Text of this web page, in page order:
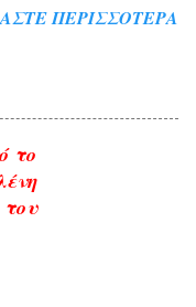
ΠΕΡΙΣΣΌΤΕΡΑ
το